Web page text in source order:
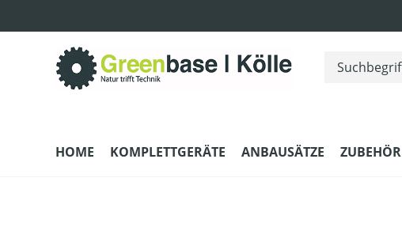
HOME KOMPLETTGERÄTE ANBAUSÄTZE ZUBEHÖR